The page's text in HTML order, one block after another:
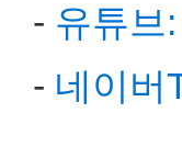
- 유튜브
- 네이버